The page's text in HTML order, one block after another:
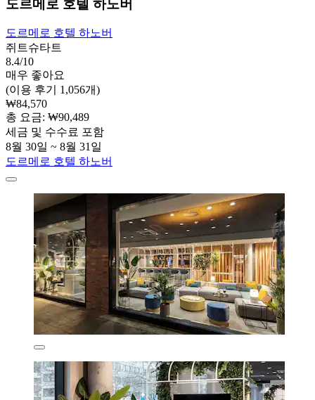
도르메로 호텔 하노버
도르메로 호텔 하노버
쥐트슈타트
8.4/10
매우 좋아요
(이용 후기 1,056개)
₩84,570
총 요금: ₩90,489
세금 및 수수료 포함
8월 30일 ~ 8월 31일
도르메로 호텔 하노버